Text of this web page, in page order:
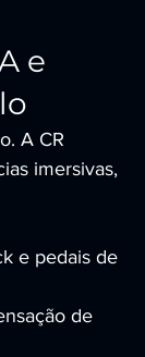
e
A CR
imersivas,
e pedais de
de